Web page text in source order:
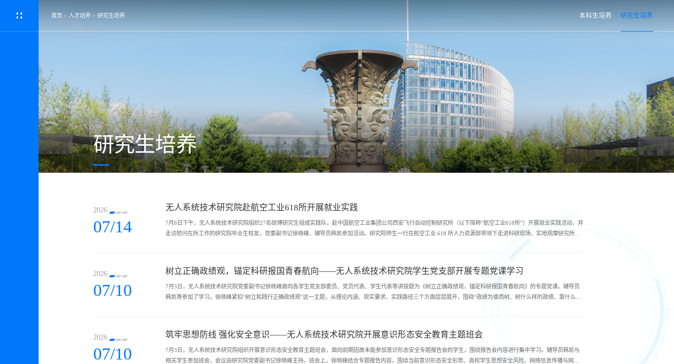
首页 > 人才培养 > 研究生培养 本科生培养 研究生培养
研究生培养
2026
07/14
无人系统技术研究院赴航空工业618所开展就业实践
7月8日下午，无人系统技术研究院组织27名硕博研究生组成实践队，赴中国航空工业集团公司西安飞行自动控制研究所（以下简称“航空工业618所”）开展就业实践活动，并
走访慰问在所工作的研究院毕业生校友，党委副书记徐晓峰、辅导员韩凯参加活动。研究院师生一行在航空工业 618 所人力资源部带领下走进科研现场，实地观摩研究所自
2026
07/10
树立正确政绩观，锚定科研报国青春航向——无人系统技术研究院学生党支部开展专题党课学习
7月3日，无人系统技术研究院党委副书记徐晓峰面向各学生党支部委员、党员代表、学生代表等讲授题为《树立正确政绩观，锚定科研报国青春航向》的专题党课。辅导员
韩凯等参加了学习。徐晓峰紧扣“树立和践行正确政绩观”这一主题，从理论内涵、现实要求、实践路径三个方面层层展开，围绕“政绩为谁而树、树什么样的政绩、靠什么树
2026
07/10
筑牢思想防线 强化安全意识——无人系统技术研究院开展意识形态安全教育主题班会
7月3日，无人系统技术研究院组织开展意识形态安全教育主题班会，面向前期因故未能参加意识形态安全专题报告会的学生，围绕报告会内容进行集中学习。辅导员韩凯与
相关学生参加班会，会议由研究院党委副书记徐晓峰主持。班会上，徐晓峰结合专题报告内容，围绕当前意识形态安全形势、高校学生思想安全风险、网络信息传播与网络